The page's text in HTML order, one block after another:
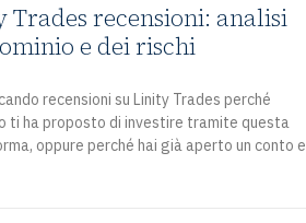
Trades recensioni: analisi
e dei rischi
recensioni su Linity Trades perché
ti ha proposto di investire tramite questa
oppure perché hai già aperto un conto e